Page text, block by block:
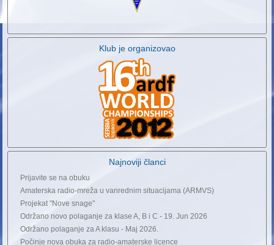
Klub je organizovao
Najnoviji članci
Prijavite se na obuku
Amaterska radio-mreža u vanrednim situacijama (ARMVS)
Projekat "Nove snage"
Održano novo polaganje za klase A, B i C - 19. Jun 2026
Održano polaganje za A klasu - Maj 2026.
Počinje nova obuka za radio-amaterske licence